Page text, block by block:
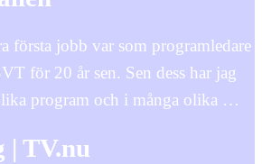
första jobb var som programledare
för 20 år sen. Sen dess har jag
program och i många olika …
| TV.nu